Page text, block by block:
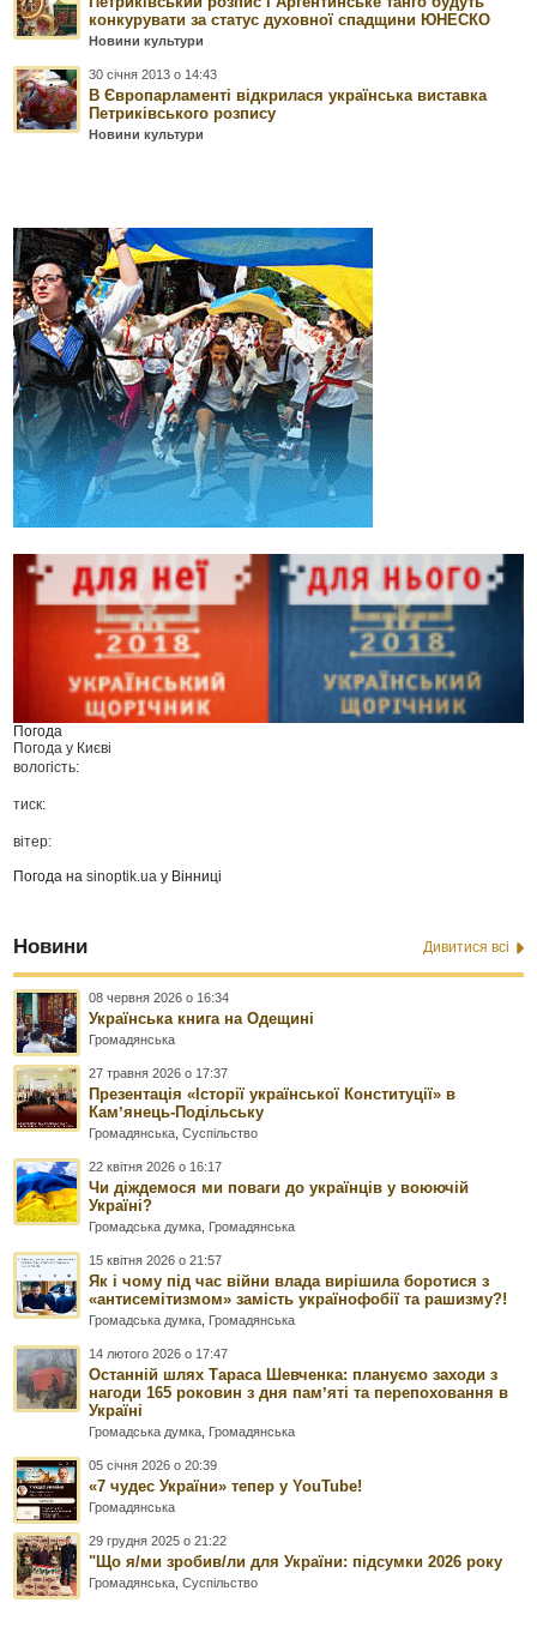
конкурувати за статус духовної спадщини ЮНЕСКО
Новини культури
30 січня 2013 о 14:43
В Європарламенті відкрилася українська виставка
Петриківського розпису
Новини культури
Погода
Погода у Києві
вологість:
тиск:
вітер:
Погода наsinoptik.ua у Вінниці
Новини Дивитися всі
08 червня 2026 о 16:34
Українська книга на Одещині
Громадянська
27 травня 2026 о 17:37
Презентація «Історії української Конституції» в
Камʼянець-Подільську
Громадянська ,Суспільство
22 квітня 2026 о 16:17
Чи діждемося ми поваги до українців у воюючій
Україні?
Громадська думка Громадянська
15 квітня 2026 о 21:57
Як і чому під час війни влада вирішила боротися з
«антисемітизмом» замість українофобії та рашизму?!
Громадська думка Громадянська
14 лютого 2026 о 17:47
Останній шлях Тараса Шевченка: плануємо заходи з
нагоди 165 роковин з дня памʼяті та перепоховання в
Україні
Громадська думка Громадянська
05 січня 2026 о 20:39
«7 чудес України» тепер у YouTube!
Громадянська
29 грудня 2025 о 21:22
"Що я/ми зробив/ли для України: підсумки 2026 року
Громадянська ,Суспільство